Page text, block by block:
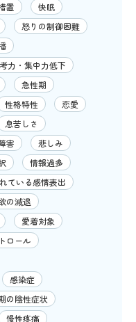
置
快眠
怒りの制御困難
力・集中力低下
急性期
性格特性
恋愛
息苦しさ
害
悲しみ
情報過多
ている感情表出
の減退
愛着対象
ロール
感染症
の陰性症状
慢性疼痛